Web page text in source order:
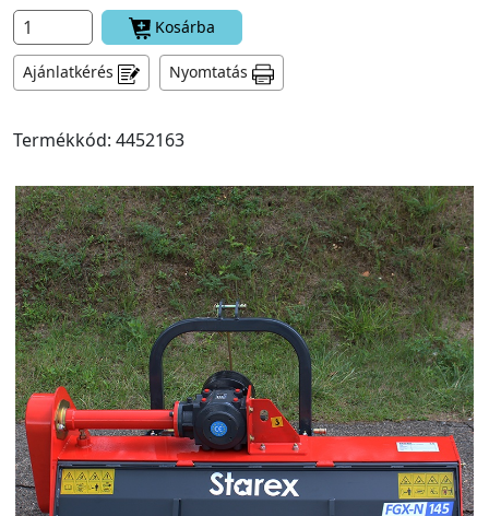
Kosárba
Ajánlatkérés Nyomtatás
Termékkód: 4452163